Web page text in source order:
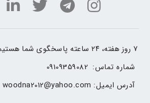
۷ روز هفته، ۲۴ ساعته پاسخگوی شما هستیم.
شماره تماس: 09109359082
آدرس ایمیل: woodna2012@yahoo.com